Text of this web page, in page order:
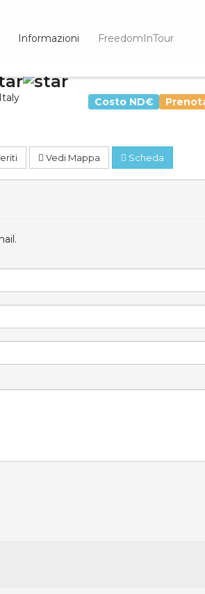
Informazioni FreedomInTour
Italy
Costo ND€
Vedi Mappa Scheda